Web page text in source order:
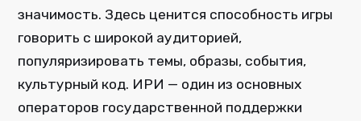
значимость. Здесь ценится способность игры
говорить с широкой аудиторией,
популяризировать темы, образы, события,
культурный код. ИРИ — один из основных
операторов государственной поддержки